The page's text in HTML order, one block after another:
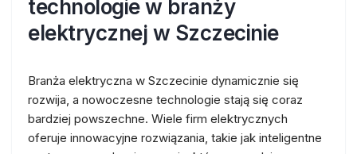
technologie w branży
elektrycznej w Szczecinie
Branża elektryczna w Szczecinie dynamicznie się
rozwija, a nowoczesne technologie stają się coraz
bardziej powszechne. Wiele firm elektrycznych
oferuje innowacyjne rozwiązania, takie jak inteligentne